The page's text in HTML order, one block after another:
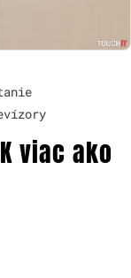
viac ako